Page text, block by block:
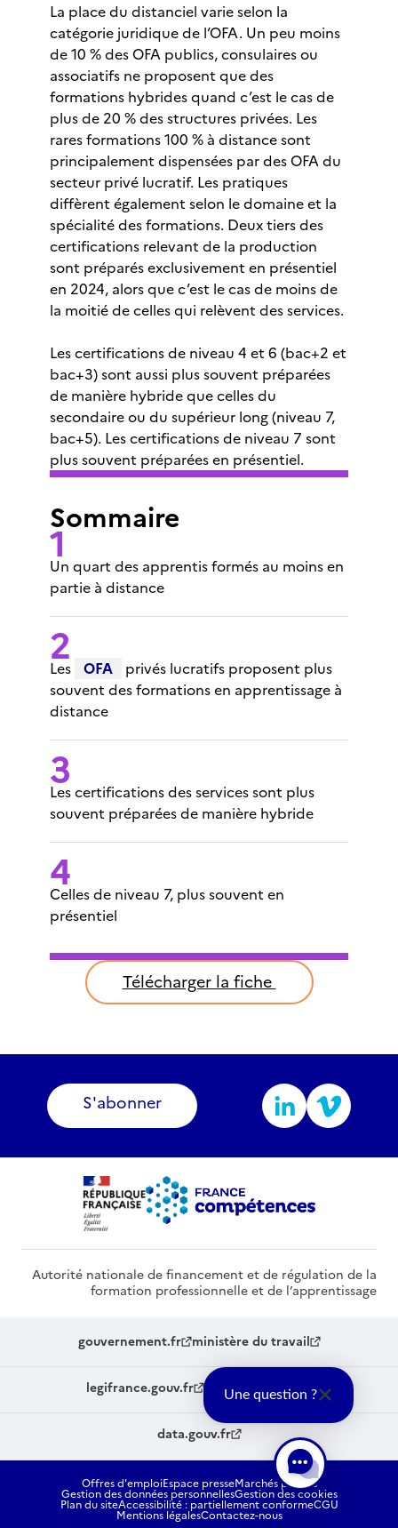
La place du distanciel varie selon la
catégorie juridique de l’OFA. Un peu moins
de 10 % des OFA publics, consulaires ou
associatifs ne proposent que des
formations hybrides quand c’est le cas de
plus de 20 % des structures privées. Les
rares formations 100 % à distance sont
principalement dispensées par des OFA du
secteur privé lucratif. Les pratiques
diffèrent également selon le domaine et la
spécialité des formations. Deux tiers des
certifications relevant de la production
sont préparés exclusivement en présentiel
en 2024, alors que c’est le cas de moins de
la moitié de celles qui relèvent des services.
Les certifications de niveau 4 et 6 (bac+2 et
bac+3) sont aussi plus souvent préparées
de manière hybride que celles du
secondaire ou du supérieur long (niveau 7,
bac+5). Les certifications de niveau 7 sont
plus souvent préparées en présentiel.
Sommaire
Un quart des apprentis formés au moins en
partie à distance
Les OFA
privés lucratifs proposent plus
souvent des formations en apprentissage à
distance
Les certifications des services sont plus
souvent préparées de manière hybride
Celles de niveau 7, plus souvent en
présentiel
Télécharger la fiche
S'abonner
Autorité nationale de financement et de régulation de la
formation professionnelle et de l’apprentissage
gouvernement.fr ministère du travail
legifrance.gouv.fr service-public.fr
data.gouv.fr
Offres d'emploiEspace presseMarchés publics
Gestion des données personnellesGestion des cookies
Plan du siteAccessibilité : partiellement conformeCGU
Mentions légalesContactez-nous
Une question ?